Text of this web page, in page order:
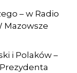
– w Radio
Mazowsze
i Polaków –